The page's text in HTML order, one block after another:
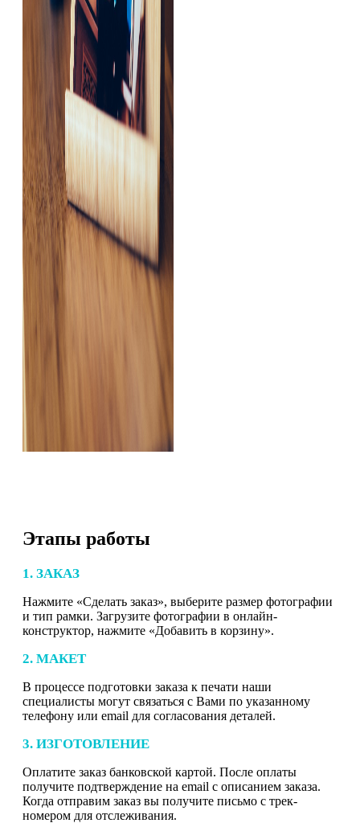
Этапы работы
1. ЗАКАЗ
Нажмите «Сделать заказ», выберите размер фотографии
и тип рамки. Загрузите фотографии в онлайн-
конструктор, нажмите «Добавить в корзину».
2. МАКЕТ
В процессе подготовки заказа к печати наши
специалисты могут связаться с Вами по указанному
телефону или email для согласования деталей.
3. ИЗГОТОВЛЕНИЕ
Оплатите заказ банковской картой. После оплаты
получите подтверждение на email с описанием заказа.
Когда отправим заказ вы получите письмо с трек-
номером для отслеживания.